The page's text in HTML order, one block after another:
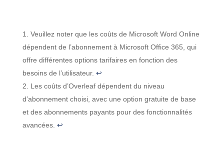
Veuillez noter que les coûts de Microsoft Word Online
dépendent de l’abonnement à Microsoft Office 365, qui
offre différentes options tarifaires en fonction des
besoins de l’utilisateur. ↩︎
Les coûts d’Overleaf dépendent du niveau
d’abonnement choisi, avec une option gratuite de base
et des abonnements payants pour des fonctionnalités
avancées. ↩︎